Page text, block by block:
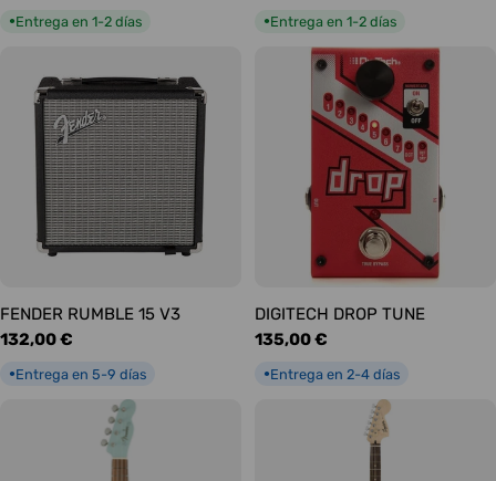
●Entrega en 1-2 días ●Entrega en 1-2 días
FENDER RUMBLE 15 V3
Precio
132,00 €
●Entrega en 5-9 días
DIGITECH DROP TUNE
Precio
135,00 €
●Entrega en 2-4 días